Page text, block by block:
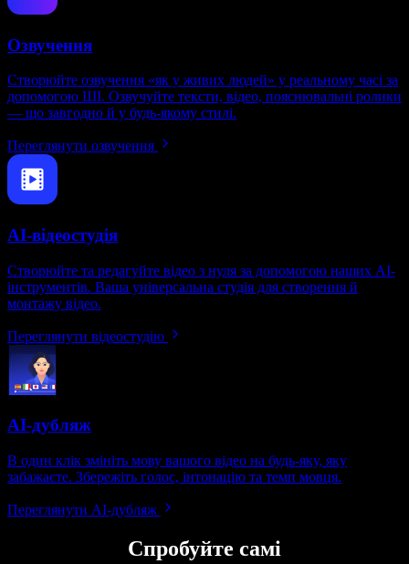
Озвучення
Створюйте озвучення «як у живих людей» у реальному часі за
допомогою ШІ. Озвучуйте тексти, відео, пояснювальні ролики
— що завгодно й у будь-якому стилі.
Переглянути озвучення
AI-відеостудія
Створюйте та редагуйте відео з нуля за допомогою наших AI-
інструментів. Ваша універсальна студія для створення й
монтажу відео.
Переглянути відеостудію
AI-дубляж
В один клік змініть мову вашого відео на будь-яку, яку
забажаєте. Збережіть голос, інтонацію та темп мовця.
Переглянути AI-дубляж
Спробуйте самі